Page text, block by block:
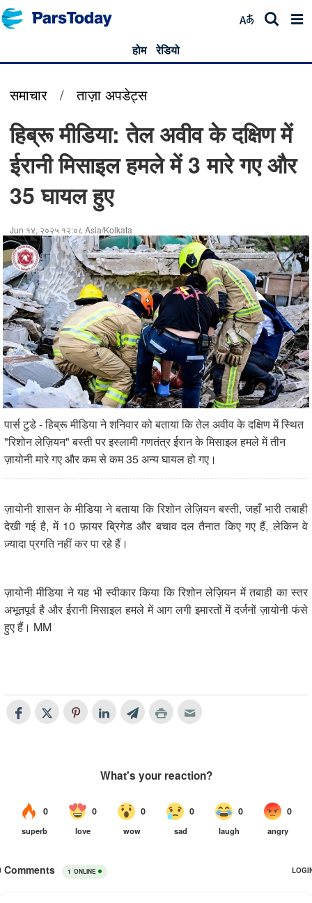
होम रेडियो
समाचार / ताज़ा अपडेट्स
हिब्रू मीडिया: तेल अवीव के दक्षिण में
ईरानी मिसाइल हमले में 3 मारे गए और
35 घायल हुए
Jun १४, २०२५ १२:०८ Asia/Kolkata
पार्स टुडे - हिब्रू मीडिया ने शनिवार को बताया कि तेल अवीव के दक्षिण में स्थित
"रिशोन लेज़ियन" बस्ती पर इस्लामी गणतंत्र ईरान के मिसाइल हमले में तीन
ज़ायोनी मारे गए और कम से कम 35 अन्य घायल हो गए।
ज़ायोनी शासन के मीडिया ने बताया कि रिशोन लेज़ियन बस्ती, जहाँ भारी तबाही
देखी गई है, में 10 फ़ायर ब्रिगेड और बचाव दल तैनात किए गए हैं, लेकिन वे
ज़्यादा प्रगति नहीं कर पा रहे हैं।
ज़ायोनी मीडिया ने यह भी स्वीकार किया कि रिशोन लेज़ियन में तबाही का स्तर
अभूतपूर्व है और ईरानी मिसाइल हमले में आग लगी इमारतों में दर्जनों ज़ायोनी फंसे
हुए हैं। MM